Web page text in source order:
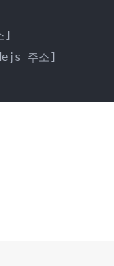
주소]